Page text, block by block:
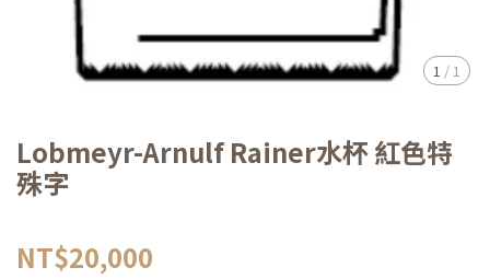
1 / 1
Lobmeyr-Arnulf Rainer水杯 紅色特
殊字
NT$20,000